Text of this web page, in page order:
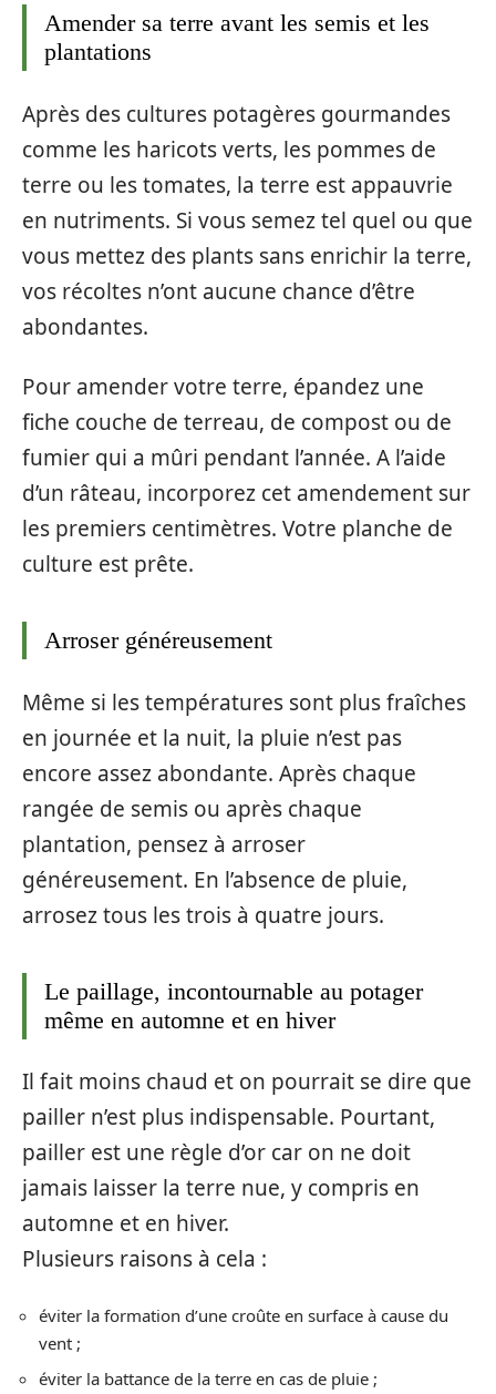
Amender sa terre avant les semis et les
plantations
Après des cultures potagères gourmandes
comme les haricots verts, les pommes de
terre ou les tomates, la terre est appauvrie
en nutriments. Si vous semez tel quel ou que
vous mettez des plants sans enrichir la terre,
vos récoltes n’ont aucune chance d’être
abondantes.
Pour amender votre terre, épandez une
fiche couche de terreau, de compost ou de
fumier qui a mûri pendant l’année. A l’aide
d’un râteau, incorporez cet amendement sur
les premiers centimètres. Votre planche de
culture est prête.
Arroser généreusement
Même si les températures sont plus fraîches
en journée et la nuit, la pluie n’est pas
encore assez abondante. Après chaque
rangée de semis ou après chaque
plantation, pensez à arroser
généreusement. En l’absence de pluie,
arrosez tous les trois à quatre jours.
Le paillage, incontournable au potager
même en automne et en hiver
Il fait moins chaud et on pourrait se dire que
pailler n’est plus indispensable. Pourtant,
pailler est une règle d’or car on ne doit
jamais laisser la terre nue, y compris en
automne et en hiver.
Plusieurs raisons à cela :
éviter la formation d’une croûte en surface à cause du
vent ;
éviter la battance de la terre en cas de pluie ;